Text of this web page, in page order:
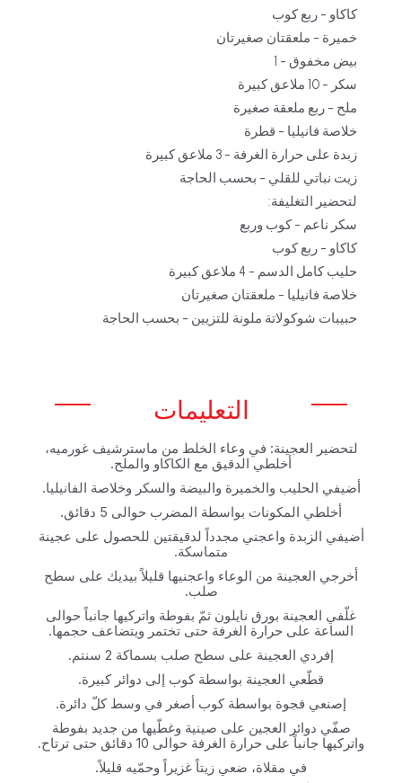
كاكاو - ربع كوب
خميرة - ملعقتان صغيرتان
بيض مخفوق - 1
سكر - 10 ملاعق كبيرة
ملح - ربع ملعقة صغيرة
خلاصة فانيليا - قطرة
زبدة على حرارة الغرفة - 3 ملاعق كبيرة
زيت نباتي للقلي - بحسب الحاجة
لتحضير التغليفة:
سكر ناعم - كوب وربع
كاكاو - ربع كوب
حليب كامل الدسم - 4 ملاعق كبيرة
خلاصة فانيليا - ملعقتان صغيرتان
حبيبات شوكولاتة ملونة للتزيين - بحسب الحاجة
التعليمات
لتحضير العجينة: في وعاء الخلط من ماسترشيف غورميه،
أخلطي الدقيق مع الكاكاو والملح.
أضيفي الحليب والخميرة والبيضة والسكر وخلاصة الفانيليا.
أخلطي المكونات بواسطة المضرب حوالى 5 دقائق.
أضيفي الزبدة واعجني مجدداً لدقيقتين للحصول على عجينة
متماسكة.
أخرجي العجينة من الوعاء واعجنيها قليلاً بيديك على سطح
صلب.
غلّفي العجينة بورق نايلون ثمّ بفوطة واتركيها جانباً حوالى
الساعة على حرارة الغرفة حتى تختمر ويتضاعف حجمها.
إفردي العجينة على سطح صلب بسماكة 2 سنتم.
قطّعي العجينة بواسطة كوب إلى دوائر كبيرة.
إصنعي فجوة بواسطة كوب أصغر في وسط كلّ دائرة.
صفّي دوائر العجين على صينية وغطّيها من جديد بفوطة
واتركيها جانباً على حرارة الغرفة حوالى 10 دقائق حتى ترتاح.
في مقلاة، ضعي زيتاً غزيراً وحمّيه قليلاً.